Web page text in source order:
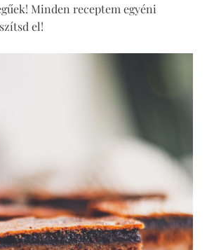
Minden receptem egyéni
el!